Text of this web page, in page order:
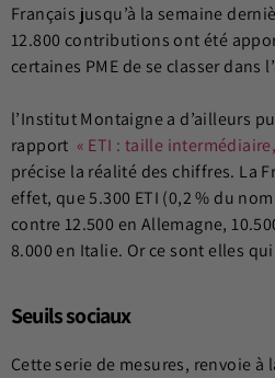
Français jusqu’à la semaine
12.800 contributions ont été
certaines PME de se classer dans
l’Institut Montaigne a d’ailleurs
rapport « ETI : taille
précise la réalité des chiffres. La
effet, que 5.300 ETI (0,2 % du
contre 12.500 en Allemagne,
8.000 en Italie. Or ce sont elles
Seuils sociaux
Cette serie de mesures, renvoie à